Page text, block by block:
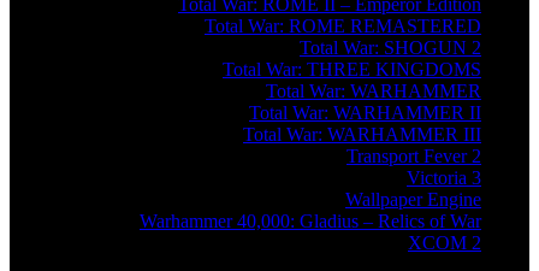
Total War: ROME II – Emperor Edition
Total War: ROME REMASTERED
Total War: SHOGUN 2
Total War: THREE KINGDOMS
Total War: WARHAMMER
Total War: WARHAMMER II
Total War: WARHAMMER III
Transport Fever 2
Victoria 3
Wallpaper Engine
Warhammer 40,000: Gladius – Relics of War
XCOM 2